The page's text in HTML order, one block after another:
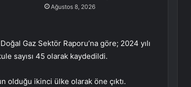
Ağustos 8, 2026
Gaz Sektör Raporu’na göre; 2024 yılı
sayısı 45 olarak kaydedildi.
olduğu ikinci ülke olarak öne çıktı.